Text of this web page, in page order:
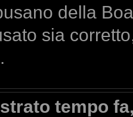
della
sia
tempo